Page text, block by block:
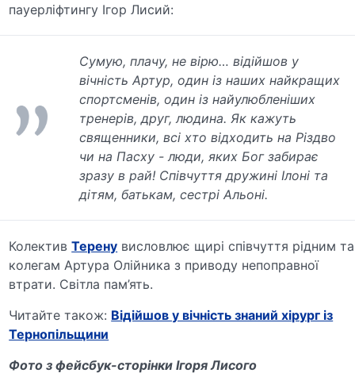
пауерліфтингу Ігор Лисий:
Сумую, плачу, не вірю… відійшов у
вічність Артур, один із наших найкращих
спортсменів, один із найулюбленіших
тренерів, друг, людина. Як кажуть
священники, всі хто відходить на Різдво
чи на Пасху - люди, яких Бог забирає
зразу в рай! Співчуття дружині Ілоні та
дітям, батькам, сестрі Альоні.
КолективТерену висловлює щирі співчуття рідним та
колегам Артура Олійника з приводу непоправної
втрати. Світла пам’ять.
Читайте також: Відійшов у вічність знаний хірург із
Тернопільщини
Фото з фейсбук-сторінки Ігоря Лисого